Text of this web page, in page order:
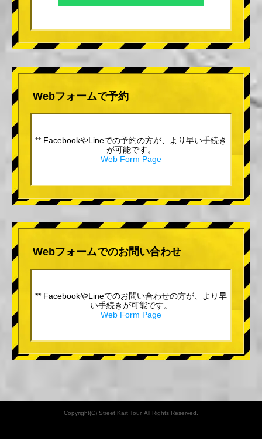
Webフォームで予約
** FacebookやLineでの予約の方が、より早い手続き
が可能です。
Web Form Page
Webフォームでのお問い合わせ
** FacebookやLineでのお問い合わせの方が、より早
い手続きが可能です。
Web Form Page
Copyright(C) Street Kart Tour. All Rights Reserved.